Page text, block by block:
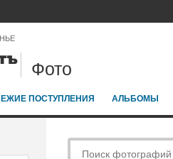
Фото
ПОСТУПЛЕНИЯ АЛЬБОМЫ